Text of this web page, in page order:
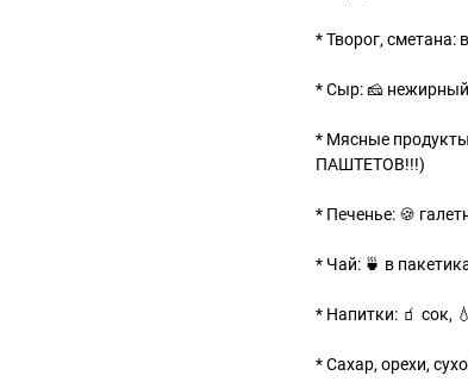
* Творог, сметана:
* Сыр: 🧀
* Мясные
ПАШТЕТОВ!!!)
* Печенье: 🍪
* Чай: 🍵 в
* Напитки: 🧃 сок,
* Сахар, орехи,